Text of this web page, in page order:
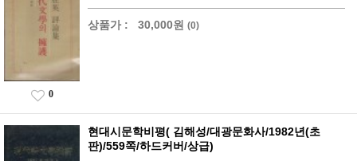
상품가 : 30,000원 (0)
0
현대시문학비평( 김해성/대광문화사/1982년(초
판)/559쪽/하드커버/상급)